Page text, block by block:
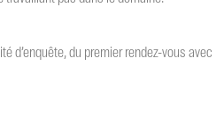
d’enquête, du premier rendez-vous avec